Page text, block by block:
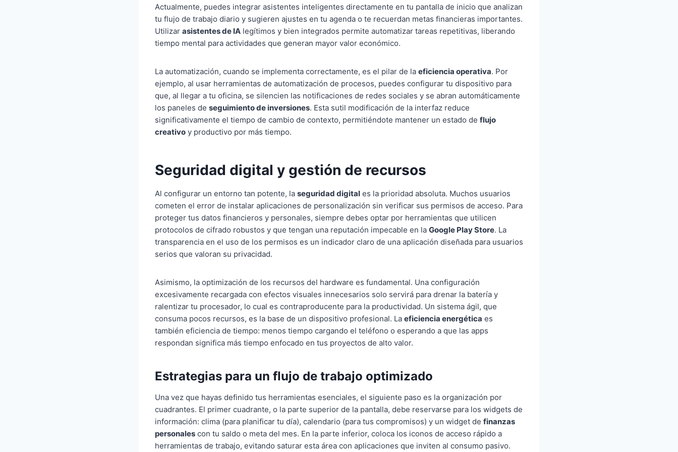
Actualmente, puedes integrar asistentes inteligentes directamente en tu pantalla de inicio que analizan
tu flujo de trabajo diario y sugieren ajustes en tu agenda o te recuerdan metas financieras importantes.
Utilizar asistentes de IA legítimos y bien integrados permite automatizar tareas repetitivas, liberando
tiempo mental para actividades que generan mayor valor económico.
La automatización, cuando se implementa correctamente, es el pilar de la eficiencia operativa. Por
ejemplo, al usar herramientas de automatización de procesos, puedes configurar tu dispositivo para
que, al llegar a tu oficina, se silencien las notificaciones de redes sociales y se abran automáticamente
los paneles de seguimiento de inversiones. Esta sutil modificación de la interfaz reduce
significativamente el tiempo de cambio de contexto, permitiéndote mantener un estado de flujo
creativo y productivo por más tiempo.
Seguridad digital y gestión de recursos
Al configurar un entorno tan potente, la seguridad digital es la prioridad absoluta. Muchos usuarios
cometen el error de instalar aplicaciones de personalización sin verificar sus permisos de acceso. Para
proteger tus datos financieros y personales, siempre debes optar por herramientas que utilicen
protocolos de cifrado robustos y que tengan una reputación impecable en la Google Play Store. La
transparencia en el uso de los permisos es un indicador claro de una aplicación diseñada para usuarios
serios que valoran su privacidad.
Asimismo, la optimización de los recursos del hardware es fundamental. Una configuración
excesivamente recargada con efectos visuales innecesarios solo servirá para drenar la batería y
ralentizar tu procesador, lo cual es contraproducente para la productividad. Un sistema ágil, que
consuma pocos recursos, es la base de un dispositivo profesional. La eficiencia energética es
también eficiencia de tiempo: menos tiempo cargando el teléfono o esperando a que las apps
respondan significa más tiempo enfocado en tus proyectos de alto valor.
Estrategias para un flujo de trabajo optimizado
Una vez que hayas definido tus herramientas esenciales, el siguiente paso es la organización por
cuadrantes. El primer cuadrante, o la parte superior de la pantalla, debe reservarse para los widgets de
información: clima (para planificar tu día), calendario (para tus compromisos) y un widget de finanzas
personales con tu saldo o meta del mes. En la parte inferior, coloca los iconos de acceso rápido a
herramientas de trabajo, evitando saturar esta área con aplicaciones que inviten al consumo pasivo.